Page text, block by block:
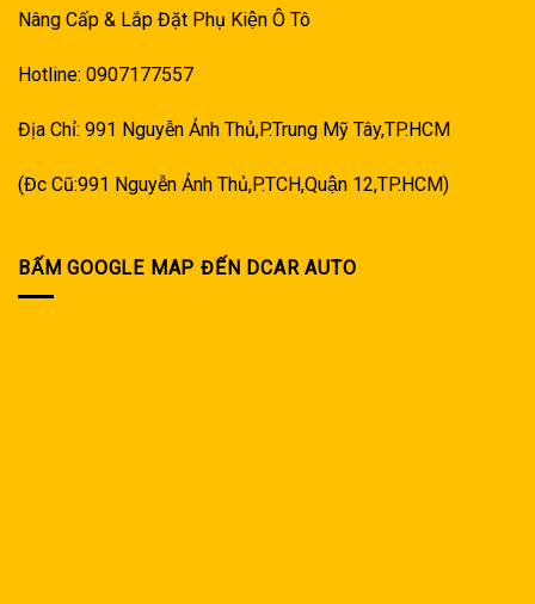
Nâng Cấp & Lắp Đặt Phụ Kiện Ô Tô
Hotline: 0907177557
Địa Chỉ: 991 Nguyễn Ảnh Thủ,P.Trung Mỹ Tây,TP.HCM
(Đc Cũ:991 Nguyễn Ảnh Thủ,P.TCH,Quận 12,TP.HCM)
BẤM GOOGLE MAP ĐẾN DCAR AUTO